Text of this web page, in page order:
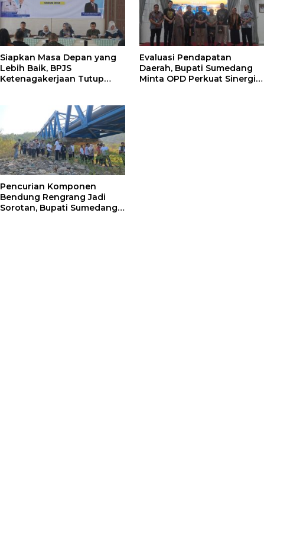
Siapkan Masa Depan yang
Lebih Baik, BPJS
Ketenagakerjaan Tutup
Evaluasi Pendapatan
Daerah, Bupati Sumedang
Minta OPD Perkuat Sinergi
Pencurian Komponen
Bendung Rengrang Jadi
Sorotan, Bupati Sumedang